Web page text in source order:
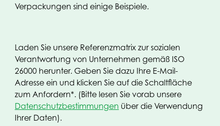
Verpackungen sind einige Beispiele.
Laden Sie unsere Referenzmatrix zur sozialen
Verantwortung von Unternehmen gemäß ISO
26000 herunter. Geben Sie dazu Ihre E-Mail-
Adresse ein und klicken Sie auf die Schaltfläche
zum Anfordern*. (Bitte lesen Sie vorab unsere
Datenschutzbestimmungen über die Verwendung
Ihrer Daten).